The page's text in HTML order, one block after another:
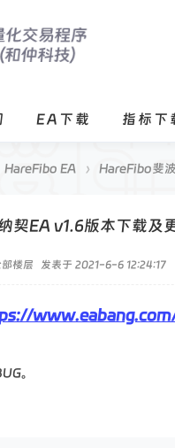
EA下载 指标下
HareFibo EA › HareFibo斐
契EA v1.6版本下载及
楼层 发表于 2021-6-6 12:24:17
。